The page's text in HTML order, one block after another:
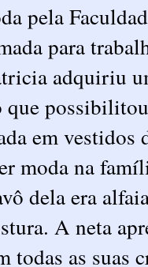
pela
para
adquiriu
em vestidos
moda na
dela era
A neta
todas as suas